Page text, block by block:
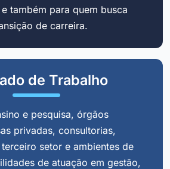
também para quem busca
de carreira.
de Trabalho
e pesquisa, órgãos
privadas, consultorias,
setor e ambientes de
de atuação em gestão,